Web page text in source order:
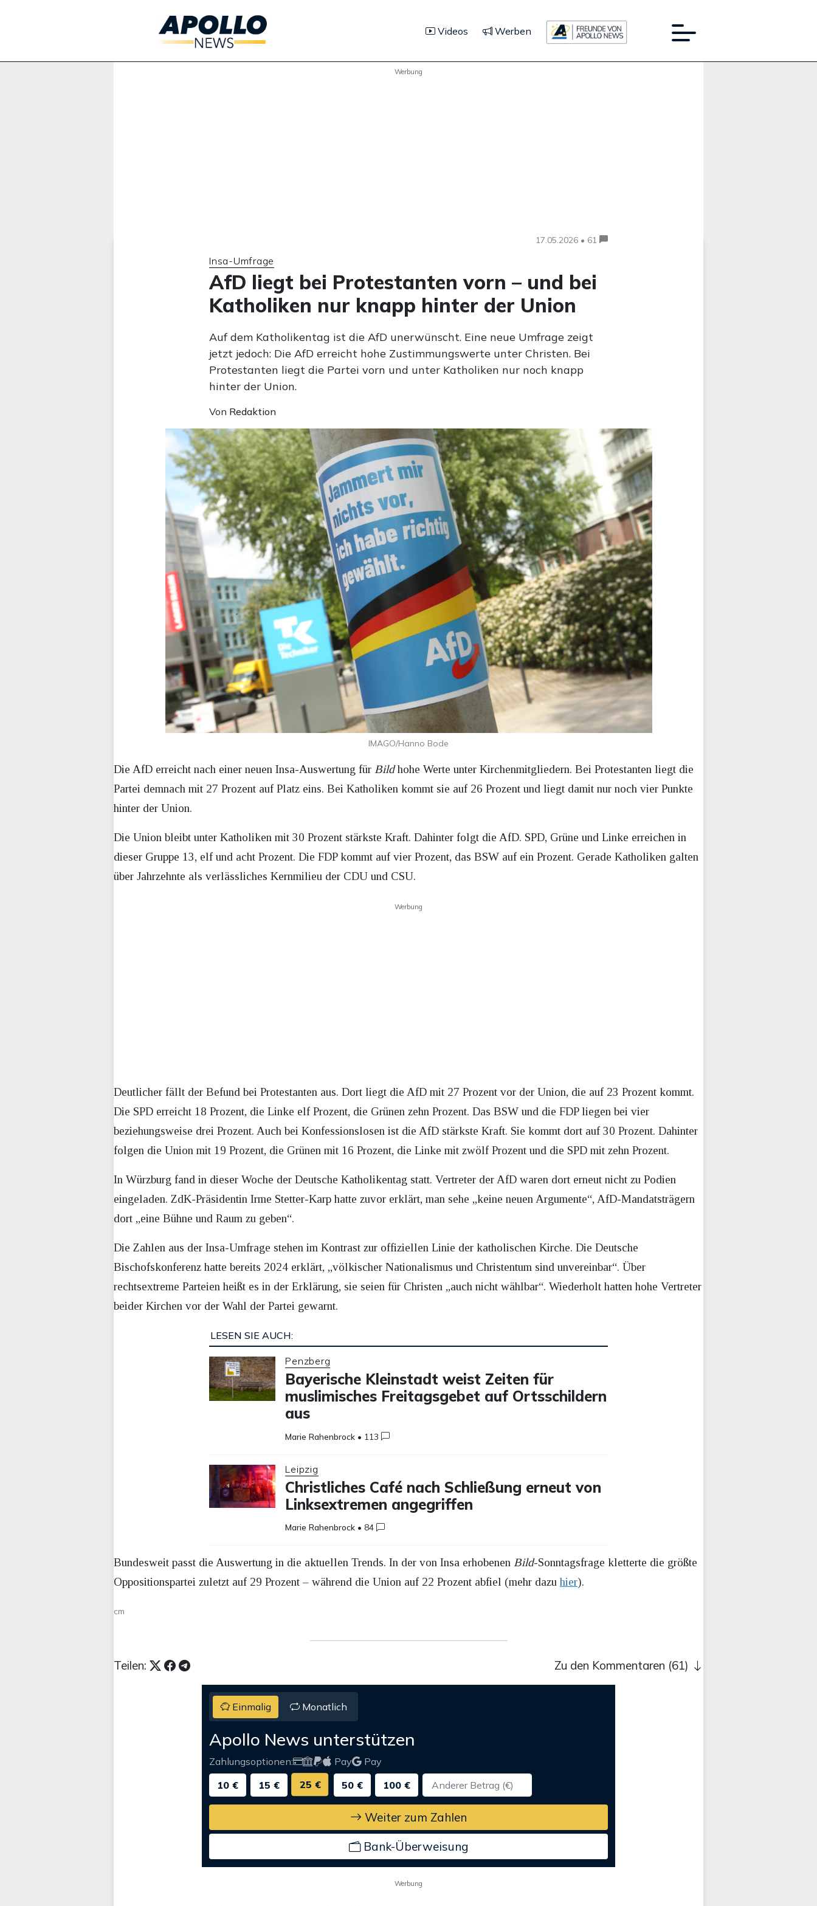
Videos Werben
Werbung
17.05.2026 • 61
Insa-Umfrage
AfD liegt bei Protestanten vorn – und bei
Katholiken nur knapp hinter der Union
Auf dem Katholikentag ist die AfD unerwünscht. Eine neue Umfrage zeigt
jetzt jedoch: Die AfD erreicht hohe Zustimmungswerte unter Christen. Bei
Protestanten liegt die Partei vorn und unter Katholiken nur noch knapp
hinter der Union.
Von Redaktion
IMAGO/Hanno Bode
Die AfD erreicht nach einer neuen Insa-Auswertung für Bildhohe Werte unter Kirchenmitgliedern. Bei Protestanten liegt die
Partei demnach mit 27 Prozent auf Platz eins. Bei Katholiken kommt sie auf 26 Prozent und liegt damit nur noch vier Punkte
hinter der Union.
Die Union bleibt unter Katholiken mit 30 Prozent stärkste Kraft. Dahinter folgt die AfD. SPD, Grüne und Linke erreichen in
dieser Gruppe 13, elf und acht Prozent. Die FDP kommt auf vier Prozent, das BSW auf ein Prozent. Gerade Katholiken galten
über Jahrzehnte als verlässliches Kernmilieu der CDU und CSU.
Werbung
Deutlicher fällt der Befund bei Protestanten aus. Dort liegt die AfD mit 27 Prozent vor der Union, die auf 23 Prozent kommt.
Die SPD erreicht 18 Prozent, die Linke elf Prozent, die Grünen zehn Prozent. Das BSW und die FDP liegen bei vier
beziehungsweise drei Prozent. Auch bei Konfessionslosen ist die AfD stärkste Kraft. Sie kommt dort auf 30 Prozent. Dahinter
folgen die Union mit 19 Prozent, die Grünen mit 16 Prozent, die Linke mit zwölf Prozent und die SPD mit zehn Prozent.
In Würzburg fand in dieser Woche der Deutsche Katholikentag statt. Vertreter der AfD waren dort erneut nicht zu Podien
eingeladen. ZdK-Präsidentin Irme Stetter-Karp hatte zuvor erklärt, man sehe „keine neuen Argumente“, AfD-Mandatsträgern
dort „eine Bühne und Raum zu geben“.
Die Zahlen aus der Insa-Umfrage stehen im Kontrast zur offiziellen Linie der katholischen Kirche. Die Deutsche
Bischofskonferenz hatte bereits 2024 erklärt, „völkischer Nationalismus und Christentum sind unvereinbar“. Über
rechtsextreme Parteien heißt es in der Erklärung, sie seien für Christen „auch nicht wählbar“. Wiederholt hatten hohe Vertreter
beider Kirchen vor der Wahl der Partei gewarnt.
LESEN SIE AUCH:
Penzberg
Bayerische Kleinstadt weist Zeiten für
muslimisches Freitagsgebet auf Ortsschildern
aus
Marie Rahenbrock • 113
Leipzig
Christliches Café nach Schließung erneut von
Linksextremen angegriffen
Marie Rahenbrock • 84
Bundesweit passt die Auswertung in die aktuellen Trends. In der von Insa erhobenen Bild-Sonntagsfrage kletterte die größte
Oppositionspartei zuletzt auf 29 Prozent – während die Union auf 22 Prozent abfiel (mehr dazuhier).
cm
Teilen: Zu den Kommentaren (61)
Einmalig Monatlich
Apollo News unterstützen
Zahlungsoptionen: Pay
Pay
10 €
15 € 25 € 50 € 100 €
Weiter zum Zahlen
Bank-Überweisung
Werbung